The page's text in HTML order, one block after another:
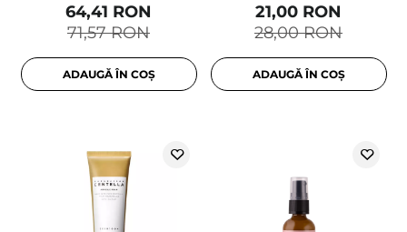
71,57 RON
64,41 RON
ADAUGĂ ÎN COȘ
28,00 RON
21,00 RON
ADAUGĂ ÎN COȘ